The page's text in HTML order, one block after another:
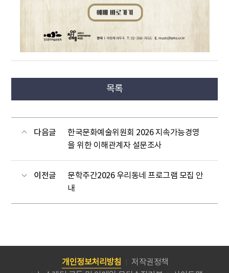
목록
다음글
한국문화예술위원회 2026 지속가능경영
을 위한 이해관계자 설문조사
이전글
문학주간2026 우리동네 프로그램 모집 안
내
개인정보처리방침
저작권정책